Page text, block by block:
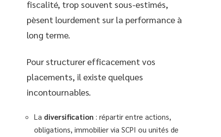
fiscalité, trop souvent sous-estimés,
pèsent lourdement sur la performance à
long terme.
Pour structurer efficacement vos
placements, il existe quelques
incontournables.
La diversification : répartir entre actions,
obligations, immobilier via SCPI ou unités de